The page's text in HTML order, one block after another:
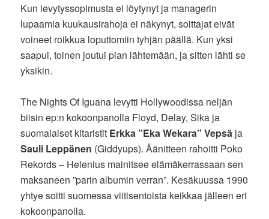
Kun levytyssopimusta ei löytynyt ja managerin
lupaamia kuukausirahoja ei näkynyt, soittajat eivät
voineet roikkua loputtomiin tyhjän päällä. Kun yksi
saapui, toinen joutui pian lähtemään, ja sitten lähti se
yksikin.
The Nights Of Iguana levytti Hollywoodissa neljän
biisin ep:n kokoonpanolla Floyd, Delay, Sika ja
suomalaiset kitaristit Erkka ”Eka Wekara” Vepsä ja
Sauli Leppänen (Giddyups). Äänitteen rahoitti Poko
Rekords – Helenius mainitsee elämäkerrassaan sen
maksaneen ”parin albumin verran”. Kesäkuussa 1990
yhtye soitti suomessa viitisentoista keikkaa jälleen eri
kokoonpanolla.